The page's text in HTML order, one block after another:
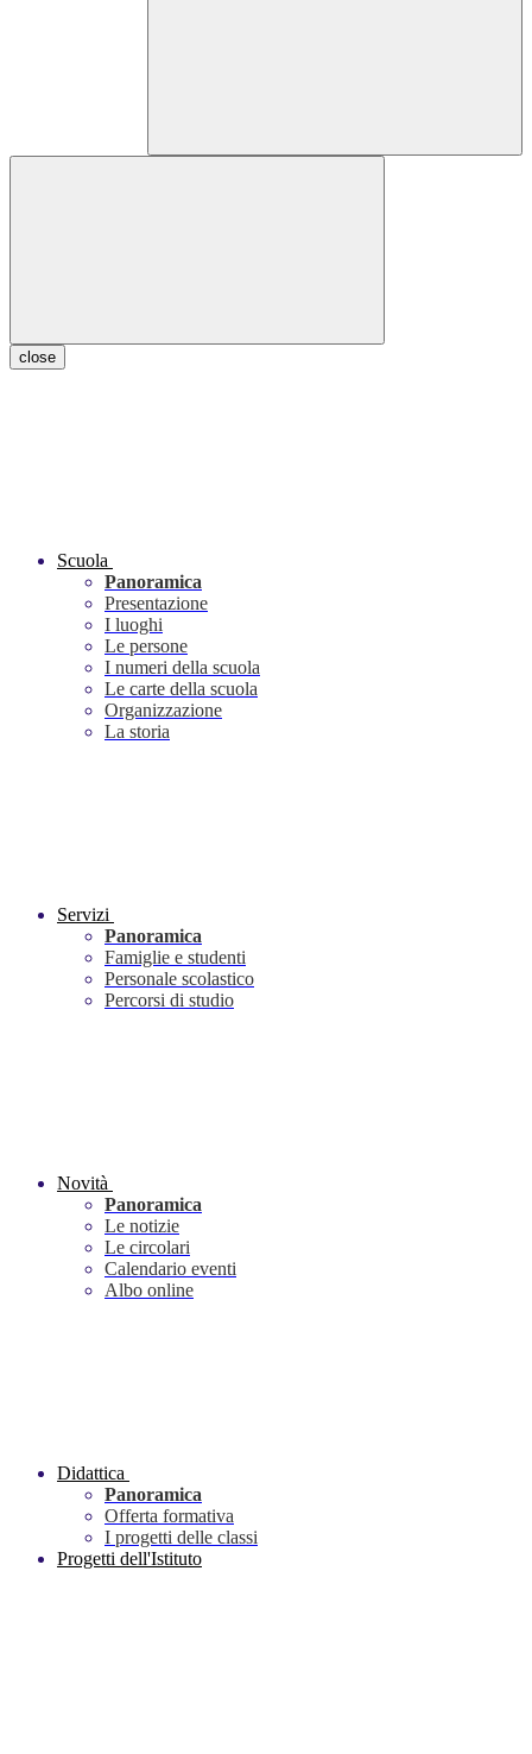
close
Scuola
Panoramica
Presentazione
I luoghi
Le persone
I numeri della scuola
Le carte della scuola
Organizzazione
La storia
Servizi
Panoramica
Famiglie e studenti
Personale scolastico
Percorsi di studio
Novità
Panoramica
Le notizie
Le circolari
Calendario eventi
Albo online
Didattica
Panoramica
Offerta formativa
I progetti delle classi
Progetti dell'Istituto